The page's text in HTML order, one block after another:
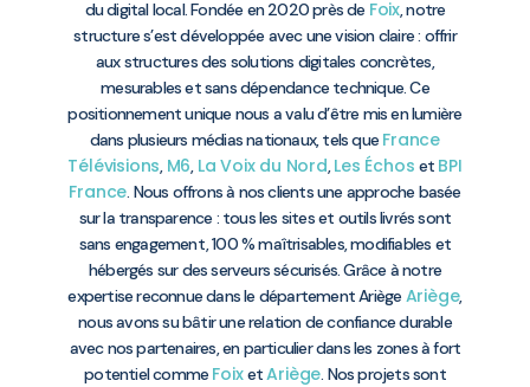
du digital local. Fondée en 2020 près de Foix, notre
structure s’est développée avec une vision claire : offrir
aux structures des solutions digitales concrètes,
mesurables et sans dépendance technique. Ce
positionnement unique nous a valu d’être mis en lumière
dans plusieurs médias nationaux, tels que France
Télévisions, M6, La Voix du Nord,Les Échos et BPI
France. Nous offrons à nos clients une approche basée
sur la transparence : tous les sites et outils livrés sont
sans engagement, 100 % maîtrisables, modifiables et
hébergés sur des serveurs sécurisés. Grâce à notre
expertise reconnue dans le département Ariège Ariège,
nous avons su bâtir une relation de confiance durable
avec nos partenaires, en particulier dans les zones à fort
potentiel comme FoixetAriège. Nos projets sont